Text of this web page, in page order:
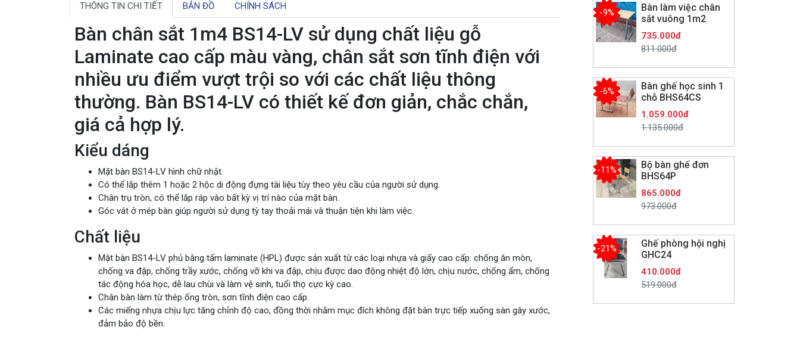
THÔNG TIN CHI TIẾT BẢN ĐỒ CHÍNH SÁCH
Bàn chân sắt 1m4 BS14-LV sử dụng chất liệu gỗ
Laminate cao cấp màu vàng, chân sắt sơn tĩnh điện với
nhiều ưu điểm vượt trội so với các chất liệu thông
thường. Bàn BS14-LV có thiết kế đơn giản, chắc chắn,
giá cả hợp lý.
Kiểu dáng
Mặt bàn BS14-LV hình chữ nhật.
Có thể lắp thêm 1 hoặc 2 hộc di động đựng tài liệu tùy theo yêu cầu của người sử dụng.
Chân trụ tròn, có thể lắp ráp vào bất kỳ vị trí nào của mặt bàn.
Góc vát ở mép bàn giúp người sử dụng tỳ tay thoải mái và thuận tiện khi làm việc.
Chất liệu
Mặt bàn BS14-LV phủ bằng tấm laminate (HPL) được sản xuất từ các loại nhựa và giấy cao cấp: chống ăn mòn,
chống va đập, chống trầy xước, chống vỡ khi va đập, chịu được dao động nhiệt độ lớn, chịu nước, chống ẩm, chống
tác động hóa học, dễ lau chùi và làm vệ sinh, tuổi thọ cực kỳ cao.
Chân bàn làm từ thép ống tròn, sơn tĩnh điện cao cấp.
Các miếng nhựa chịu lực tăng chỉnh độ cao, đồng thời nhằm mục đích không đặt bàn trực tiếp xuống sàn gây xước,
đảm bảo độ bền.
Bàn làm việc chân
sắt vuông 1m2
-9%
735.000đ
811.000đ
Bàn ghế học sinh 1
chỗ BHS64CS
-6%
1.059.000đ
1.135.000đ
Bộ bàn ghế đơn
BHS64P
-11%
865.000đ
973.000đ
Ghế phòng hội nghị
GHC24
-21%
410.000đ
519.000đ